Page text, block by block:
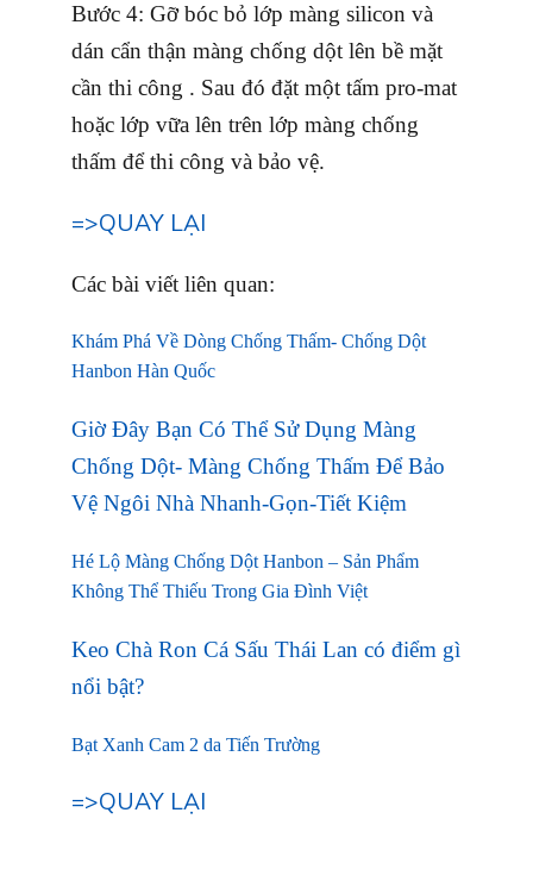
Bước 4: Gỡ bóc bỏ lớp màng silicon và
dán cẩn thận màng chống dột lên bề mặt
cần thi công . Sau đó đặt một tấm pro-mat
hoặc lớp vữa lên trên lớp màng chống
thấm để thi công và bảo vệ.
=>QUAY LẠI
Các bài viết liên quan:
Khám Phá Về Dòng Chống Thấm- Chống Dột
Hanbon Hàn Quốc
Giờ Đây Bạn Có Thể Sử Dụng Màng
Chống Dột- Màng Chống Thấm Để Bảo
Vệ Ngôi Nhà Nhanh-Gọn-Tiết Kiệm
Hé Lộ Màng Chống Dột Hanbon – Sản Phẩm
Không Thể Thiếu Trong Gia Đình Việt
Keo Chà Ron Cá Sấu Thái Lan có điểm gì
nổi bật?
Bạt Xanh Cam 2 da Tiến Trường
=>QUAY LẠI